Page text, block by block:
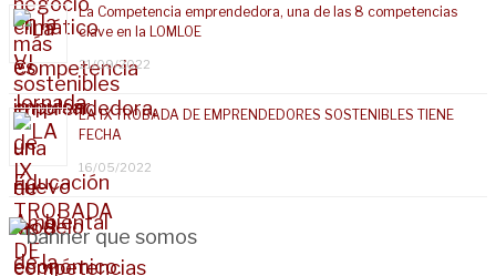
La Competencia emprendedora, una de las 8 competencias
clave en la LOMLOE
21/09/2022
LA IX TROBADA DE EMPRENDEDORES SOSTENIBLES TIENE
FECHA
16/05/2022